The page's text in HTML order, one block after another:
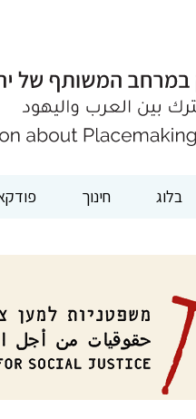
בלוג חינוך